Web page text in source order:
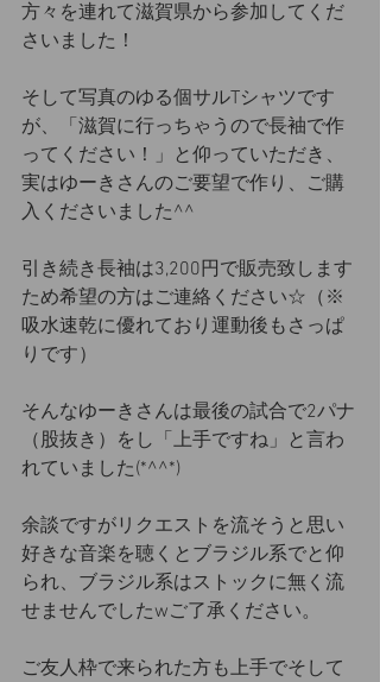
方々を連れて滋賀県から参加してくだ
さいました！
そして写真のゆる個サルTシャツです
が、「滋賀に行っちゃうので長袖で作
ってください！」と仰っていただき、
実はゆーきさんのご要望で作り、ご購
入くださいました^^
引き続き長袖は3,200円で販売致します
ため希望の方はご連絡ください☆（※
吸水速乾に優れており運動後もさっぱ
りです）
そんなゆーきさんは最後の試合で2パナ
（股抜き）をし「上手ですね」と言わ
れていました(*^^*)
余談ですがリクエストを流そうと思い
好きな音楽を聴くとブラジル系でと仰
られ、ブラジル系はストックに無く流
せませんでしたwご了承ください。
ご友人枠で来られた方も上手でそして